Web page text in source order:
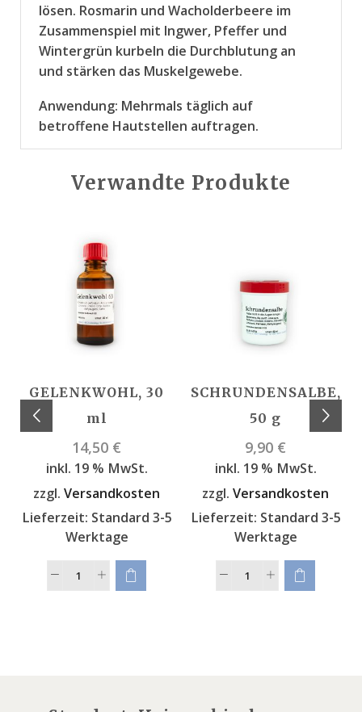
lösen. Rosmarin und Wacholderbeere im
Zusammenspiel mit Ingwer, Pfeffer und
Wintergrün kurbeln die Durchblutung an
und stärken das Muskelgewebe.
Anwendung: Mehrmals täglich auf
betroffene Hautstellen auftragen.
Verwandte Produkte
GELENKWOHL, 30
ml
14,50 €
inkl. 19 % MwSt.
zzgl. Versandkosten
Lieferzeit: Standard 3-5
Werktage
SCHRUNDENSALBE,
50 g
9,90 €
inkl. 19 % MwSt.
zzgl. Versandkosten
Lieferzeit: Standard 3-5
Werktage